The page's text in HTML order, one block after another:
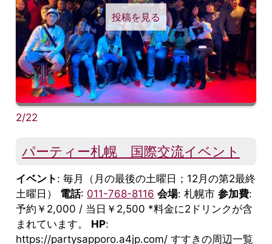
投稿を見る
2/22
パーティー札幌 国際交流イベント
イベント : 毎月（月の最後の土曜日；12月の第2最終
土曜日） 電話: 011-768-8116 会場: 札幌市 参加費:
予約￥2,000 / 当日￥2,500 *料金に2ドリンクが含
まれています。 HP:
https://partysapporo.a4jp.com/ すすきの周辺一覧